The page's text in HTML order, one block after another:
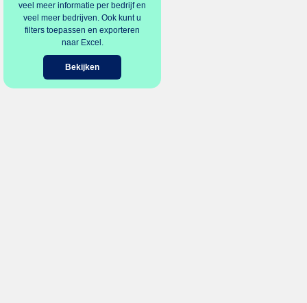
veel meer informatie per bedrijf en
veel meer bedrijven. Ook kunt u
filters toepassen en exporteren
naar Excel.
Bekijken